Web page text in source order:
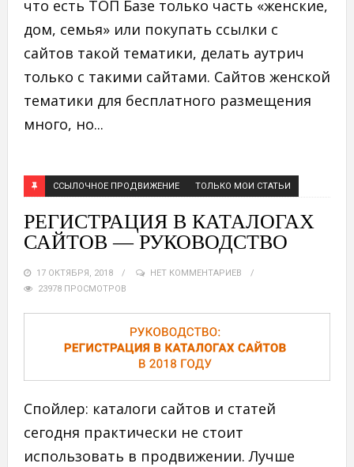
что есть ТОП Базе только часть «женские,
дом, семья» или покупать ссылки с
сайтов такой тематики, делать аутрич
только с такими сайтами. Сайтов женской
тематики для бесплатного размещения
много, но...
ССЫЛОЧНОЕ ПРОДВИЖЕНИЕ ТОЛЬКО МОИ СТАТЬИ
РЕГИСТРАЦИЯ В КАТАЛОГАХ
САЙТОВ — РУКОВОДСТВО
17 ОКТЯБРЯ, 2018
НЕТ КОММЕНТАРИЕВ
23978 ПРОСМОТРОВ
Спойлер: каталоги сайтов и статей
сегодня практически не стоит
использовать в продвижении. Лучше